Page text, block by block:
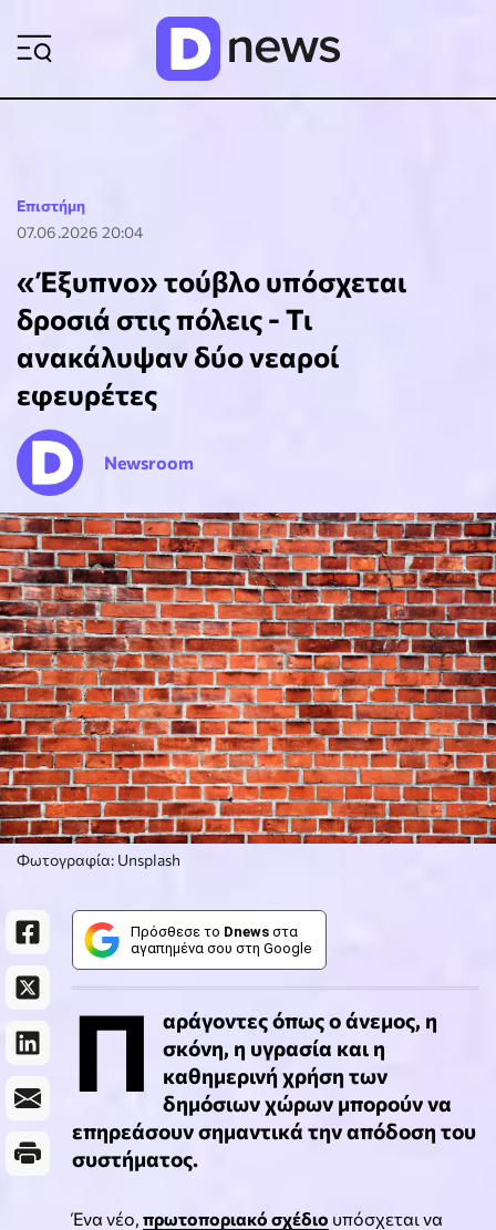
Επιστήμη
07.06.2026 20:04
«Έξυπνο» τούβλο υπόσχεται
δροσιά στις πόλεις - Τι
ανακάλυψαν δύο νεαροί
εφευρέτες
Newsroom
Φωτογραφία: Unsplash
Πρόσθεσε το Dnews στα
αγαπημένα σου στη Google
Π
αράγοντες όπως ο άνεμος, η
σκόνη, η υγρασία και η
καθημερινή χρήση των
δημόσιων χώρων μπορούν να
επηρεάσουν σημαντικά την απόδοση του
συστήματος.
Ένα νέο, πρωτοποριακό σχέδιο υπόσχεται να